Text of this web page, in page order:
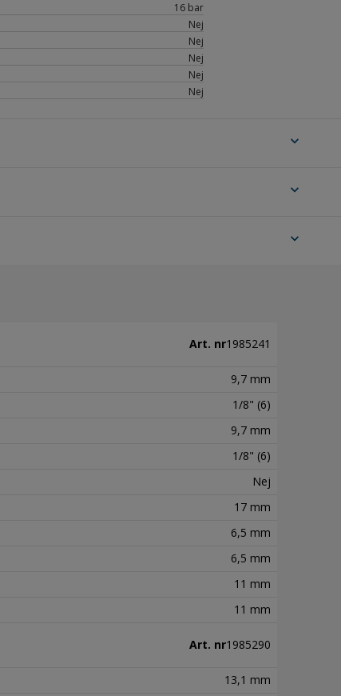
16 bar
Nej
Nej
Nej
Nej
Nej
expand_more
expand_more
expand_more
Art. nr1985241
9,7 mm
1/8" (6)
9,7 mm
1/8" (6)
Nej
17 mm
6,5 mm
6,5 mm
11 mm
11 mm
Art. nr1985290
13,1 mm